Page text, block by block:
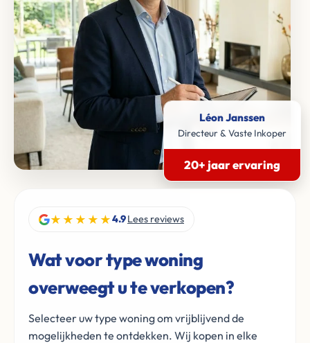
Léon Janssen
Directeur & Vaste Inkoper
20+ jaar ervaring
★★★★★4.9Lees reviews
Wat voor type woning
overweegt u te verkopen?
Selecteer uw type woning om vrijblijvend de
mogelijkheden te ontdekken. Wij kopen in elke